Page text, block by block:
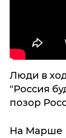
Люди в
"Россия
позор
На Марше